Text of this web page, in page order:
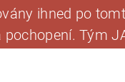
ihned po
Tým